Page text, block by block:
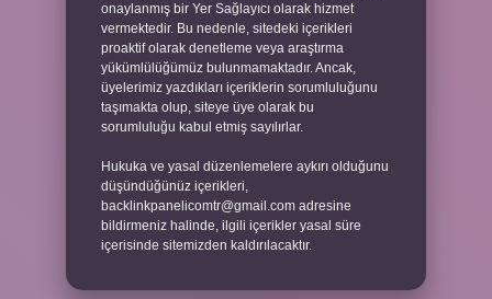
onaylanmış bir Yer Sağlayıcı olarak hizmet
vermektedir. Bu nedenle, sitedeki içerikleri
proaktif olarak denetleme veya araştırma
yükümlülüğümüz bulunmamaktadır. Ancak,
üyelerimiz yazdıkları içeriklerin sorumluluğunu
taşımakta olup, siteye üye olarak bu
sorumluluğu kabul etmiş sayılırlar.
Hukuka ve yasal düzenlemelere aykırı olduğunu
düşündüğünüz içerikleri,
backlinkpanelicomtr@gmail.com adresine
bildirmeniz halinde, ilgili içerikler yasal süre
içerisinde sitemizden kaldırılacaktır.